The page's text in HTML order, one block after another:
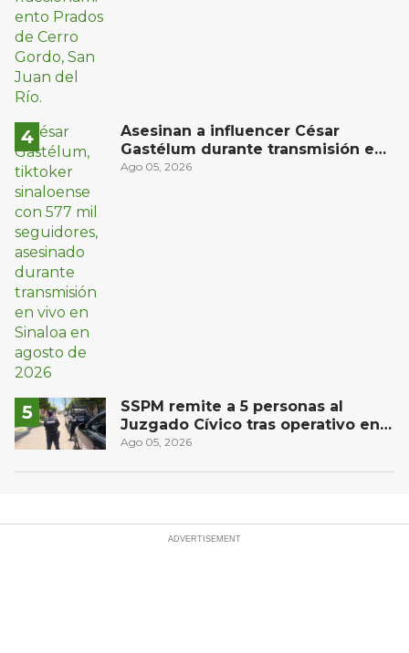
Asesinan a influencer César
Gastélum durante transmisión en
vivo en Sinaloa
Ago 05, 2026
SSPM remite a 5 personas al
Juzgado Cívico tras operativo en
San Juan del Río
Ago 05, 2026